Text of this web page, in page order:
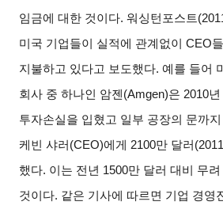
임금에 대한 것이다.워싱턴포스트
미국 기업들이 실적에 관계없이
CEO
지불하고 있다고 보도했다.예를 들어
회사 중 하나인 암젠 (Amgen)은 2010년
투자손실을 입혔고 일부 공장의 문까지
케빈 샤러 (CEO)에게 2100만 달러 (2011
했다. 이는 전년 1500만 달러 대비 무려
것이다. 같은 기사에 따르면 기업 경영진